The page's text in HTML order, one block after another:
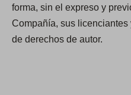
forma, sin el expreso y
Compañía, sus
de derechos de autor.